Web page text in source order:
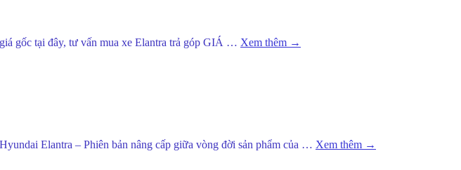
gốc tại đây, tư vấn mua xe Elantra trả góp GIÁ … Xem thêm →
Elantra – Phiên bản nâng cấp giữa vòng đời sản phẩm của … Xem thêm →